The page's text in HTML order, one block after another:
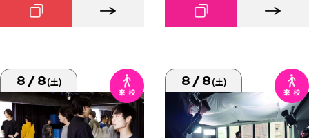
8/8(土) 8/8(土)